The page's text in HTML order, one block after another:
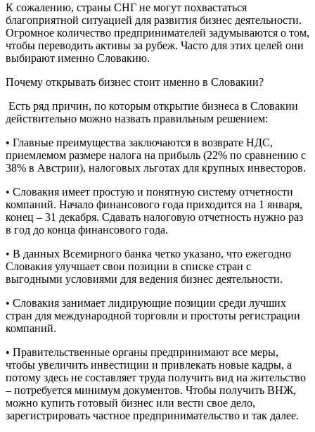
К сожалению, страны СНГ не могут похвастаться
благоприятной ситуацией для развития бизнес деятельности.
Огромное количество предпринимателей задумываются о том,
чтобы переводить активы за рубеж. Часто для этих целей они
выбирают именно Словакию.
Почему открывать бизнес стоит именно в Словакии?
Есть ряд причин, по которым открытие бизнеса в Словакии
действительно можно назвать правильным решением:
• Главные преимущества заключаются в возврате НДС,
приемлемом размере налога на прибыль (22% по сравнению с
38% в Австрии), налоговых льготах для крупных инвесторов.
• Словакия имеет простую и понятную систему отчетности
компаний. Начало финансового года приходится на 1 января,
конец – 31 декабря. Сдавать налоговую отчетность нужно раз
в год до конца финансового года.
• В данных Всемирного банка четко указано, что ежегодно
Словакия улучшает свои позиции в списке стран с
выгодными условиями для ведения бизнес деятельности.
• Словакия занимает лидирующие позиции среди лучших
стран для международной торговли и простоты регистрации
компаний.
• Правительственные органы предпринимают все меры,
чтобы увеличить инвестиции и привлекать новые кадры, а
потому здесь не составляет труда получить вид на жительство
– потребуется минимум документов. Чтобы получить ВНЖ,
можно купить готовый бизнес или вести свое дело,
зарегистрировать частное предпринимательство и так далее.